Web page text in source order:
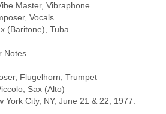
Master, Vibraphone
Vocals
(Baritone), Tuba
Notes
Flugelhorn, Trumpet
Sax (Alto)
York City, NY, June 21 & 22, 1977.